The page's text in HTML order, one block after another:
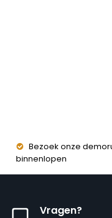
Bezoek onze
binnenlopen
Vragen?